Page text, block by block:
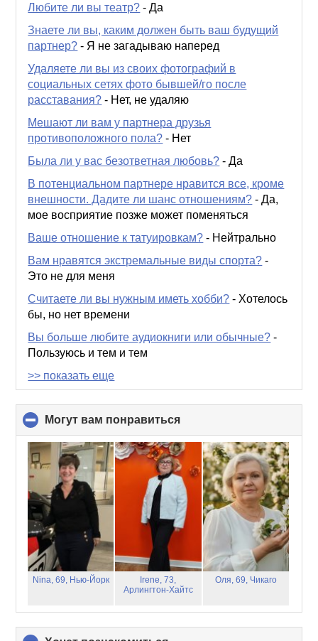
Любите ли вы театр? -Да
Знаете ли вы, каким должен быть ваш будущий
партнер? - Я не загадываю наперед
Удаляете ли вы из своих фотографий в
социальных сетях фото бывшей/го после
расставания? - Нет, не удаляю
Мешают ли вам у партнера друзья
противоположного пола? - Нет
Была ли у вас безответная любовь? -Да
В потенциальном партнере нравится все, кроме
внешности. Дадите ли шанс отношениям? -Да,
мое восприятие позже может поменяться
Ваше отношение к татуировкам? - Нейтрально
Вам нравятся экстремальные виды спорта? -
Это не для меня
Считаете ли вы нужным иметь хобби? - Хотелось
бы, но нет времени
Вы больше любите аудиокниги или обычные? -
Пользуюсь и тем и тем
>> показать еще
Могут вам понравиться
to
collapse
contents
Nina, 69, Нью-Йорк
Irene, 73,
Арлингтон-Хайтс
Оля, 69, Чикаго